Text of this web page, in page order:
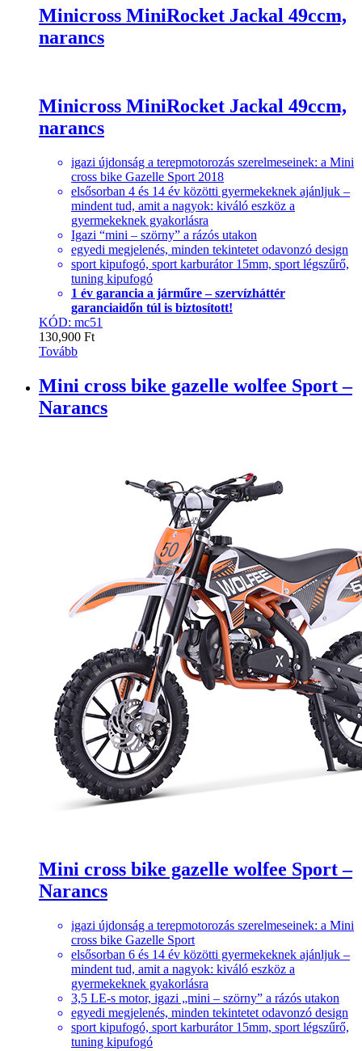
Minicross MiniRocket Jackal 49ccm,
narancs
Minicross MiniRocket Jackal 49ccm,
narancs
igazi újdonság a terepmotorozás szerelmeseinek: a Mini
cross bike Gazelle Sport 2018
elsősorban 4 és 14 év közötti gyermekeknek ajánljuk –
mindent tud, amit a nagyok: kiváló eszköz a
gyermekeknek gyakorlásra
Igazi “mini – szörny” a rázós utakon
egyedi megjelenés, minden tekintetet odavonzó design
sport kipufogó, sport karburátor 15mm, sport légszűrő,
tuning kipufogó
1 év garancia a járműre – szervízháttér
garanciaidőn túl is biztosított!
KÓD: mc51
130,900 Ft
Tovább
Mini cross bike gazelle wolfee Sport –
Narancs
Mini cross bike gazelle wolfee Sport –
Narancs
igazi újdonság a terepmotorozás szerelmeseinek: a Mini
cross bike Gazelle Sport
elsősorban 6 és 14 év közötti gyermekeknek ajánljuk –
mindent tud, amit a nagyok: kiváló eszköz a
gyermekeknek gyakorlásra
3,5 LE-s motor, igazi „mini – szörny” a rázós utakon
egyedi megjelenés, minden tekintetet odavonzó design
sport kipufogó, sport karburátor 15mm, sport légszűrő,
tuning kipufogó